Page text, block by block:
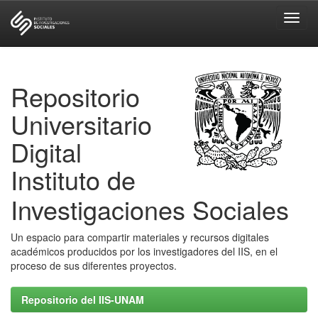
Repositorio
Universitario
Digital
Instituto de
Investigaciones Sociales
Un espacio para compartir materiales y recursos digitales
académicos producidos por los investigadores del IIS, en el
proceso de sus diferentes proyectos.
Repositorio del IIS-UNAM